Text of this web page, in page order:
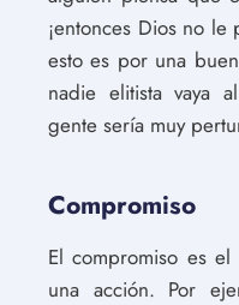
¡entonces Dios no
esto es por una
nadie elitista vaya
gente sería muy
Compromiso
El compromiso es
una acción. Por